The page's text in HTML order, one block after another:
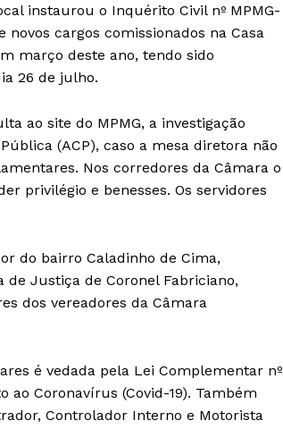
instaurou o Inquérito Civil nº MPMG-
cargos comissionados na Casa
março deste ano, tendo sido
26 de julho.
ao site do MPMG, a investigação
(ACP), caso a mesa diretora não
Nos corredores da Câmara o
privilégio e benesses. Os servidores
do bairro Caladinho de Cima,
Justiça de Coronel Fabriciano,
dos vereadores da Câmara
é vedada pela Lei Complementar nº
Coronavírus (Covid-19). Também
Controlador Interno e Motorista